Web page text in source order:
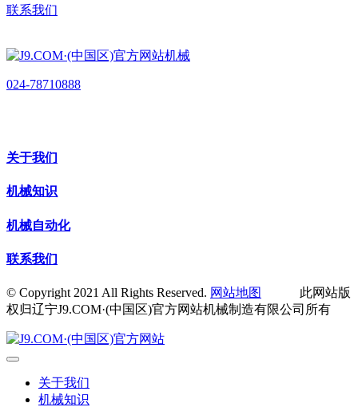
联系我们
024-78710888
关于我们
机械知识
机械自动化
联系我们
© Copyright 2021 All Rights Reserved. 网站地图
此网站版
权归辽宁J9.COM·(中国区)官方网站机械制造有限公司所有
关于我们
机械知识